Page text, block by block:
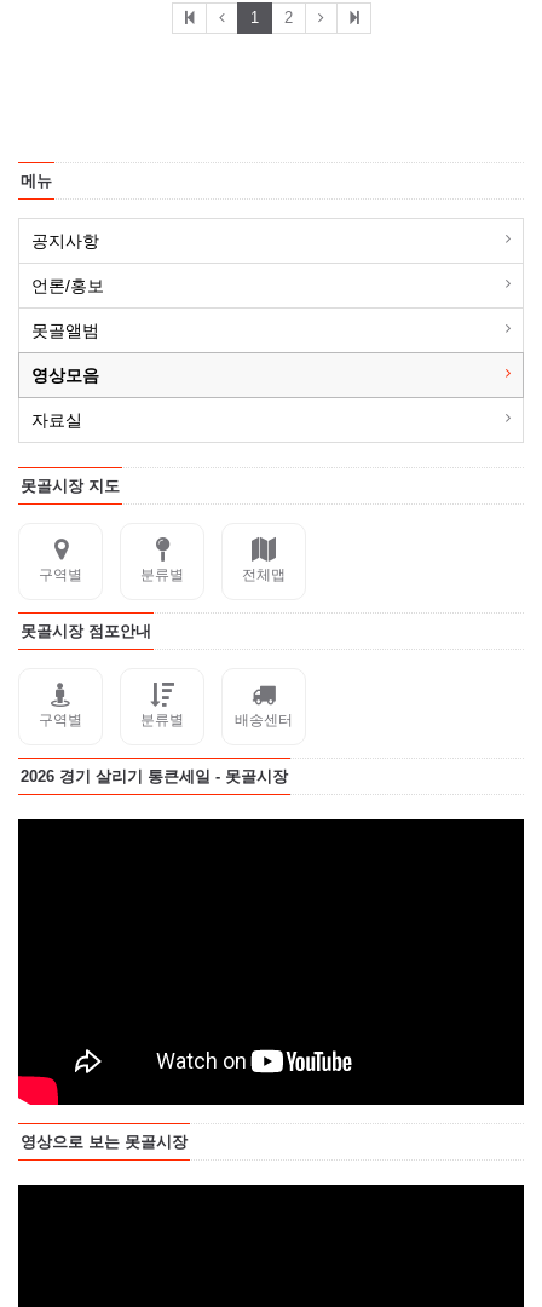
1 2
메뉴
공지사항
언론/홍보
못골앨범
영상모음
자료실
못골시장 지도
구역별 분류별 전체맵
못골시장 점포안내
구역별 분류별 배송센터
2026 경기 살리기 통큰세일 - 못골시장
영상으로 보는 못골시장